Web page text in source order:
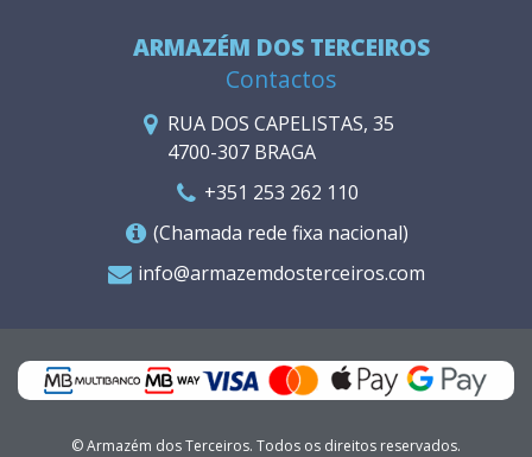
ARMAZÉM DOS TERCEIROS
Contactos
RUA DOS CAPELISTAS, 35
4700-307 BRAGA
+351 253 262 110
(Chamada rede fixa nacional)
info@armazemdosterceiros.com
© Armazém dos Terceiros. Todos os direitos reservados.